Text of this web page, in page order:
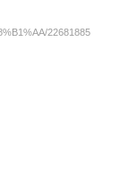
22681885